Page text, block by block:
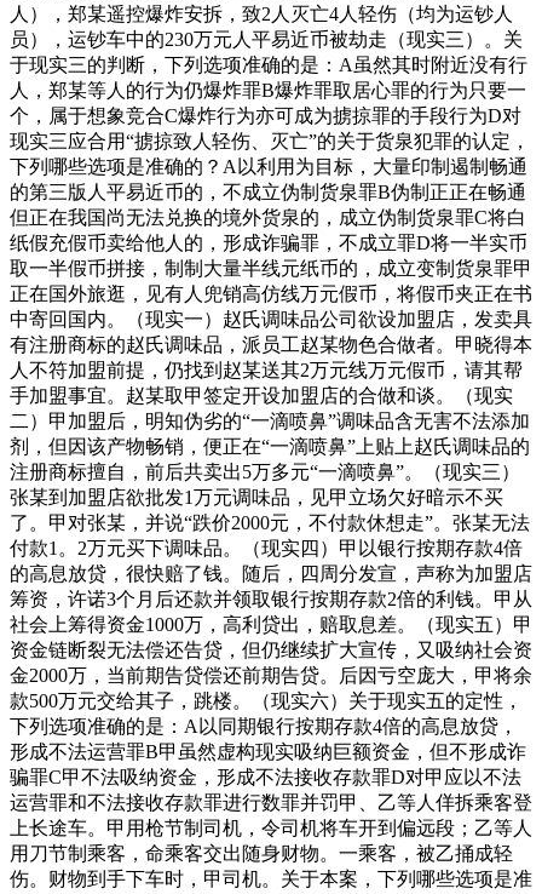
人），郑某遥控爆炸安拆，致2人灭亡4人轻伤（均为运钞人
员），运钞车中的230万元人平易近币被劫走（现实三）。关
于现实三的判断，下列选项准确的是：A虽然其时附近没有行
人，郑某等人的行为仍爆炸罪B爆炸罪取居心罪的行为只要一
个，属于想象竞合C爆炸行为亦可成为掳掠罪的手段行为D对
现实三应合用“掳掠致人轻伤、灭亡”的关于货泉犯罪的认定，
下列哪些选项是准确的？A以利用为目标，大量印制遏制畅通
的第三版人平易近币的，不成立伪制货泉罪B伪制正正在畅通
但正在我国尚无法兑换的境外货泉的，成立伪制货泉罪C将白
纸假充假币卖给他人的，形成诈骗罪，不成立罪D将一半实币
取一半假币拼接，制制大量半线元纸币的，成立变制货泉罪甲
正在国外旅逛，见有人兜销高仿线万元假币，将假币夹正在书
中寄回国内。（现实一）赵氏调味品公司欲设加盟店，发卖具
有注册商标的赵氏调味品，派员工赵某物色合做者。甲晓得本
人不符加盟前提，仍找到赵某送其2万元线万元假币，请其帮
手加盟事宜。赵某取甲签定开设加盟店的合做和谈。（现实
二）甲加盟后，明知伪劣的“一滴喷鼻”调味品含无害不法添加
剂，但因该产物畅销，便正在“一滴喷鼻”上贴上赵氏调味品的
注册商标擅自，前后共卖出5万多元“一滴喷鼻”。（现实三）
张某到加盟店欲批发1万元调味品，见甲立场欠好暗示不买
了。甲对张某，并说“跌价2000元，不付款休想走”。张某无法
付款1。2万元买下调味品。（现实四）甲以银行按期存款4倍
的高息放贷，很快赔了钱。随后，四周分发宣，声称为加盟店
筹资，许诺3个月后还款并领取银行按期存款2倍的利钱。甲从
社会上筹得资金1000万，高利贷出，赔取息差。（现实五）甲
资金链断裂无法偿还告贷，但仍继续扩大宣传，又吸纳社会资
金2000万，当前期告贷偿还前期告贷。后因亏空庞大，甲将余
款500万元交给其子，跳楼。（现实六）关于现实五的定性，
下列选项准确的是：A以同期银行按期存款4倍的高息放贷，
形成不法运营罪B甲虽然虚构现实吸纳巨额资金，但不形成诈
骗罪C甲不法吸纳资金，形成不法接收存款罪D对甲应以不法
运营罪和不法接收存款罪进行数罪并罚甲、乙等人佯拆乘客登
上长途车。甲用枪节制司机，令司机将车开到偏远段；乙等人
用刀节制乘客，命乘客交出随身财物。一乘客，被乙捅成轻
伤。财物到手下车时，甲司机。关于本案，下列哪些选项是准